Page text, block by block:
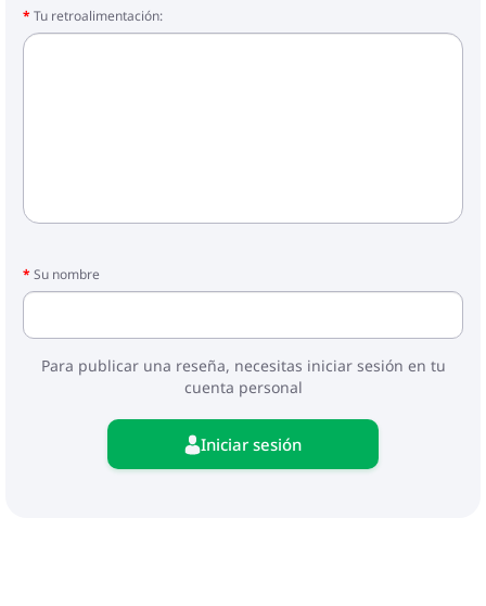
Tu retroalimentación:
Su nombre
Para publicar una reseña, necesitas iniciar sesión en tu
cuenta personal
Iniciar sesión